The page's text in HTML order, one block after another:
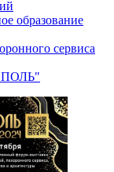
образование
сервиса